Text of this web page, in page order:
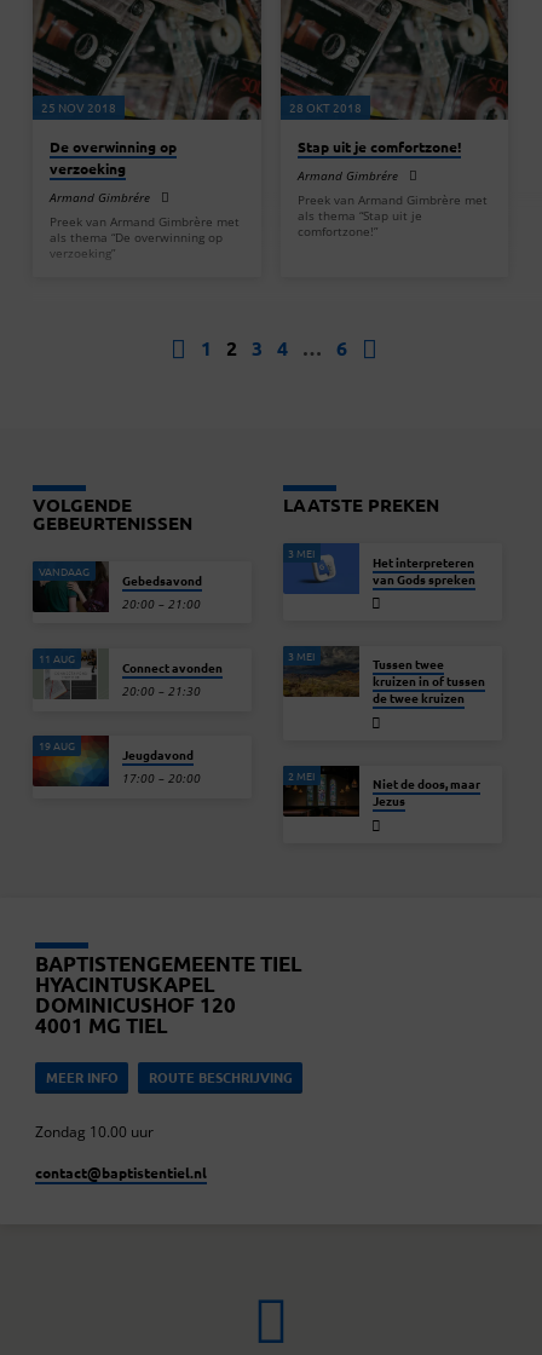
25 NOV 2018
De overwinning op
verzoeking
Armand Gimbrére
Preek van Armand Gimbrère met
als thema “De overwinning op
verzoeking”
28 OKT 2018
Stap uit je comfortzone!
Armand Gimbrére
Preek van Armand Gimbrère met
als thema “Stap uit je
comfortzone!”
1 2 3 4 … 6
VOLGENDE
GEBEURTENISSEN
VANDAAG Gebedsavond
20:00 – 21:00
11 AUG Connect avonden
20:00 – 21:30
19 AUG Jeugdavond
17:00 – 20:00
LAATSTE PREKEN
3 MEI
Het interpreteren
van Gods spreken
3 MEI
Tussen twee
kruizen in of tussen
de twee kruizen
2 MEI
Niet de doos, maar
Jezus
BAPTISTENGEMEENTE TIEL
HYACINTUSKAPEL
DOMINICUSHOF 120
4001 MG TIEL
MEER INFO ROUTE BESCHRIJVING
Zondag 10.00 uur
contact​@baptistentiel.nl